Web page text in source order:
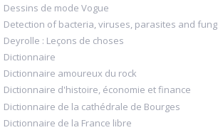
Dessins de mode Vogue
Detection of bacteria, viruses, parasites and fung
Deyrolle : Leçons de choses
Dictionnaire
Dictionnaire amoureux du rock
Dictionnaire d'histoire, économie et finance
Dictionnaire de la cathédrale de Bourges
Dictionnaire de la France libre